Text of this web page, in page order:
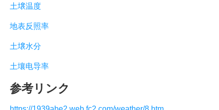
土壌温度
地表反照率
土壌水分
土壤电导率
参考リンク